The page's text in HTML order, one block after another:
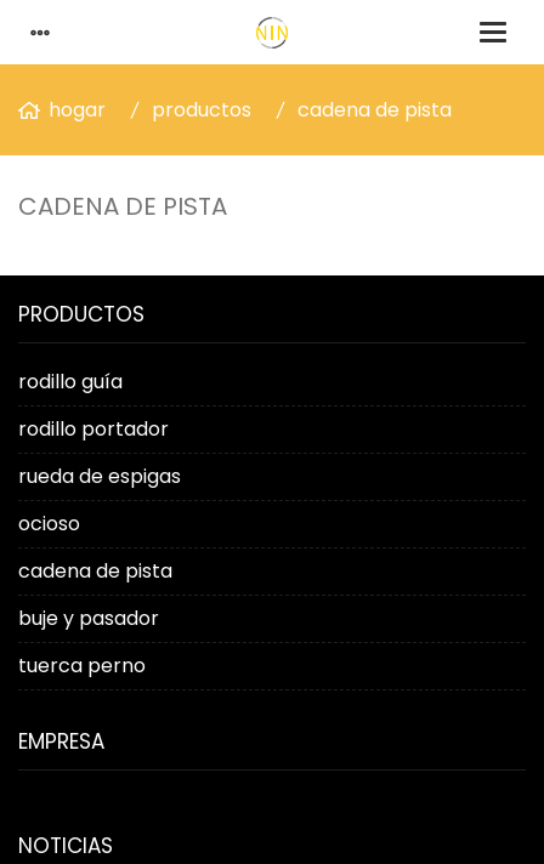
hogar productos cadena de pista
CADENA DE PISTA
PRODUCTOS
rodillo guía
rodillo portador
rueda de espigas
ocioso
cadena de pista
buje y pasador
tuerca perno
EMPRESA
NOTICIAS